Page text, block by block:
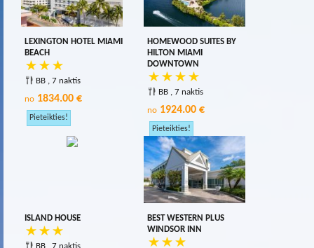
LEXINGTON HOTEL MIAMI
BEACH
BB , 7 naktis
no 1834.00 €
HOMEWOOD SUITES BY
HILTON MIAMI
DOWNTOWN
BB , 7 naktis
no 1924.00 €
ISLAND HOUSE
BEST WESTERN PLUS
WINDSOR INN